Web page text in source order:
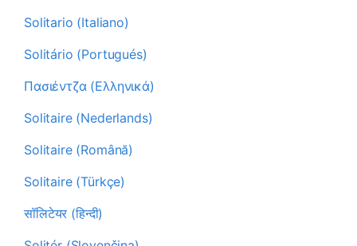
Solitario (Italiano)
Solitário (Portugués)
Πασιέντζα (Ελληνικά)
Solitaire (Nederlands)
Solitaire (Română)
Solitaire (Türkçe)
सॉलिटेयर (हिन्दी)